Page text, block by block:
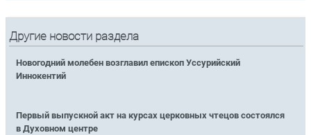
Другие новости раздела
Новогодний молебен возглавил епископ Уссурийский
Иннокентий
Первый выпускной акт на курсах церковных чтецов состоялся
в Духовном центре